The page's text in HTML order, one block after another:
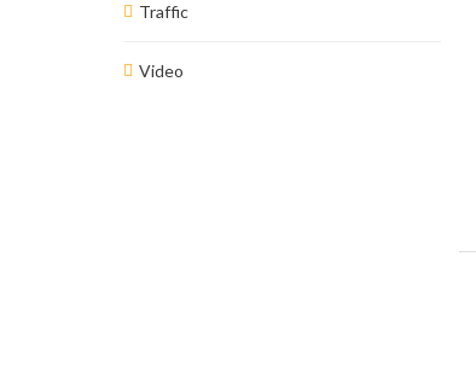
Traffic
Video